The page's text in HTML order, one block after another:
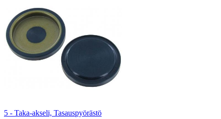
5 - Taka-akseli, Tasauspyörästö